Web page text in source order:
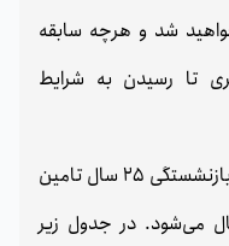
شد و هرچه سابقه
تا رسیدن به شرایط
این موضوع در چارچوب قانون جدید بازنشستگی 25 سال تامین
می‌شود. در جدول زیر